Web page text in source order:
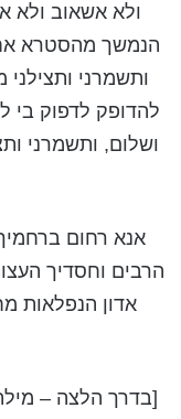
ולא אשאוב ולא
הנמשך מהסטרא
ותשמרני
להדופק לדפוק בי
ושלום, ותשמרני
אנא רחום
הרבים וחסדיך
אדון הנפלאות
[בדרך הלצה –